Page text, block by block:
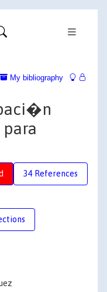
My bibliography
34 References